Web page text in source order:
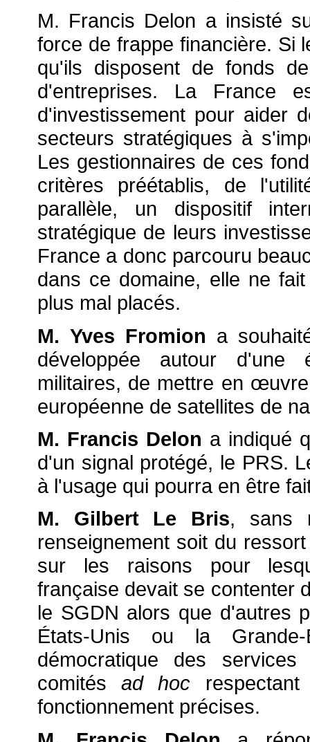
M. Francis Delon a insisté
force de frappe financière. Si
qu'ils disposent de fonds
d'entreprises. La France
d'investissement pour aider
secteurs stratégiques à
Les gestionnaires de ces
critères préétablis, de
parallèle, un dispositif
stratégique de leurs
France a donc parcouru
dans ce domaine, elle ne
plus mal placés.
M. Yves Fromion a
développée autour d'une
militaires, de mettre en œuvre
européenne de satellites de
M. Francis Delon a indiqué
d'un signal protégé, le PRS.
à l'usage qui pourra en être
M. Gilbert Le Bris, sans
renseignement soit du
sur les raisons pour
française devait se contenter
le SGDN alors que d'autres
États-Unis ou la
démocratique des
comitésad hoc
fonctionnement précises.